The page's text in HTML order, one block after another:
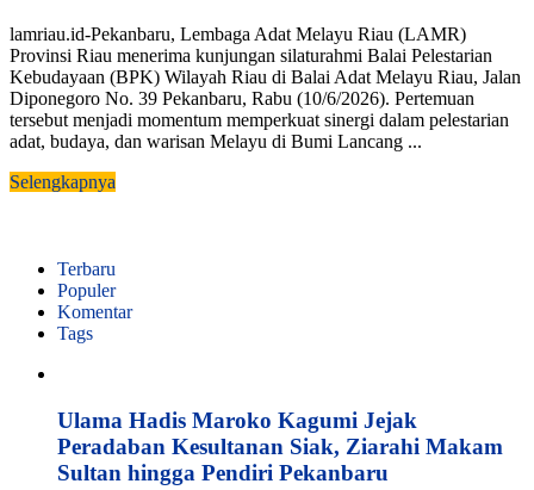
lamriau.id-Pekanbaru, Lembaga Adat Melayu Riau (LAMR)
Provinsi Riau menerima kunjungan silaturahmi Balai Pelestarian
Kebudayaan (BPK) Wilayah Riau di Balai Adat Melayu Riau, Jalan
Diponegoro No. 39 Pekanbaru, Rabu (10/6/2026). Pertemuan
tersebut menjadi momentum memperkuat sinergi dalam pelestarian
adat, budaya, dan warisan Melayu di Bumi Lancang ...
Selengkapnya
Terbaru
Populer
Komentar
Tags
Ulama Hadis Maroko Kagumi Jejak
Peradaban Kesultanan Siak, Ziarahi Makam
Sultan hingga Pendiri Pekanbaru